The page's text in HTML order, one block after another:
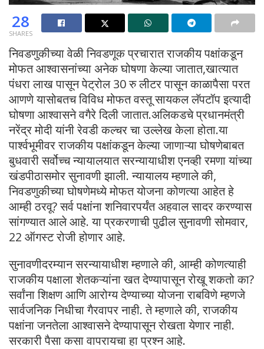
28
SHARES
निवडणुकीच्या वेळी निवडणूक प्रचारात राजकीय पक्षांकडून
मोफत आश्वासनांच्या अनेक घोषणा केल्या जातात,खात्यात
पंधरा लाख पासून पेट्रोल 30 रु लीटर पासून काळापैसा परत
आणणे यासोबतच विविध मोफत वस्तू सायकल लॅपटॉप इत्यादी
घोषणा आश्वासने वगैरे दिली जातात.अलिकडचे प्रधानमंत्री
नरेंद्र मोदी यांनी रेवडी कल्चर चा उल्लेख केला होता.या
पार्श्वभूमीवर राजकीय पक्षांकडून केल्या जाणाऱ्या घोषणेबाबत
बुधवारी सर्वोच्च न्यायालयात सरन्यायाधीश एनव्ही रमणा यांच्या
खंडपीठासमोर सुनावणी झाली. न्यायालय म्हणाले की,
निवडणुकीच्या घोषणेमध्ये मोफत योजना कोणत्या आहेत हे
आम्ही ठरवू? सर्व पक्षांना शनिवारपर्यंत अहवाल सादर करण्यास
सांगण्यात आले आहे. या प्रकरणाची पुढील सुनावणी सोमवार,
22 ऑगस्ट रोजी होणार आहे.
सुनावणीदरम्यान सरन्यायाधीश म्हणाले की, आम्ही कोणत्याही
राजकीय पक्षाला शेतकऱ्यांना खत देण्यापासून रोखू शकतो का?
सर्वांना शिक्षण आणि आरोग्य देण्याच्या योजना राबविणे म्हणजे
सार्वजनिक निधीचा गैरवापर नाही. ते म्हणाले की, राजकीय
पक्षांना जनतेला आश्वासने देण्यापासून रोखता येणार नाही.
सरकारी पैसा कसा वापरायचा हा प्रश्न आहे.